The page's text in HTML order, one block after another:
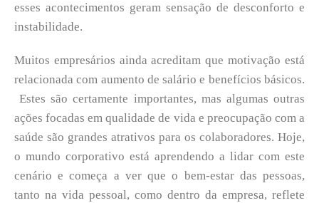
esses acontecimentos geram sensação de desconforto e
instabilidade.
Muitos empresários ainda acreditam que motivação está
relacionada com aumento de salário e benefícios básicos.
Estes são certamente importantes, mas algumas outras
ações focadas em qualidade de vida e preocupação com a
saúde são grandes atrativos para os colaboradores. Hoje,
o mundo corporativo está aprendendo a lidar com este
cenário e começa a ver que o bem-estar das pessoas,
tanto na vida pessoal, como dentro da empresa, reflete